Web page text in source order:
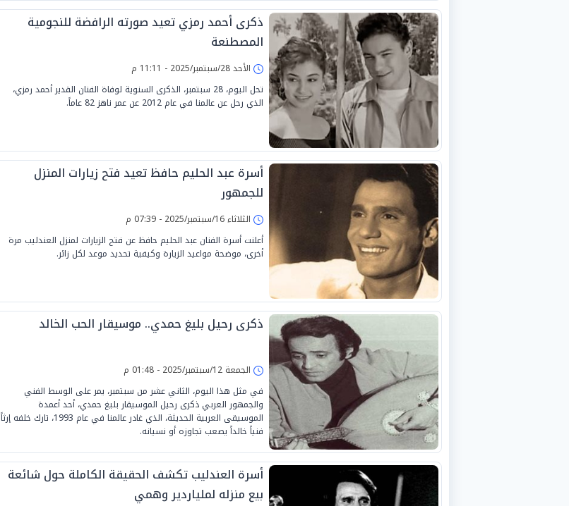
ذكرى أحمد رمزي تعيد صورته الرافضة للنجومية
المصطنعة
الأحد 28/سبتمبر/2025 - 11:11 م
تحل اليوم، 28 سبتمبر، الذكرى السنوية لوفاة الفنان القدير أحمد رمزي،
الذي رحل عن عالمنا في عام 2012 عن عمر ناهز 82 عاماً.
أسرة عبد الحليم حافظ تعيد فتح زيارات المنزل
للجمهور
الثلاثاء 16/سبتمبر/2025 - 07:39 م
أعلنت أسرة الفنان عبد الحليم حافظ عن فتح الزيارات لمنزل العندليب مرة
أخرى، موضحة مواعيد الزيارة وكيفية تحديد موعد لكل زائر.
ذكرى رحيل بليغ حمدي.. موسيقار الحب الخالد
الجمعة 12/سبتمبر/2025 - 01:48 م
في مثل هذا اليوم، الثاني عشر من سبتمبر، يمر على الوسط الفني
والجمهور العربي ذكرى رحيل الموسيقار بليغ حمدي، أحد أعمدة
الموسيقى العربية الحديثة، الذي غادر عالمنا في عام 1993، تارك خلفه إرثاً
فنياً خالداً يصعب تجاوزه أو نسيانه.
أسرة العندليب تكشف الحقيقة الكاملة حول شائعة
بيع منزله لملياردير وهمي